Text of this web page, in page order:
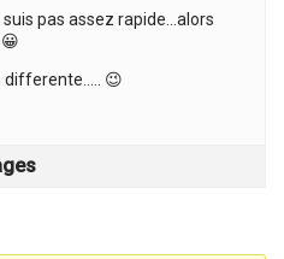
suis pas assez rapide…alors
differente….. 😉